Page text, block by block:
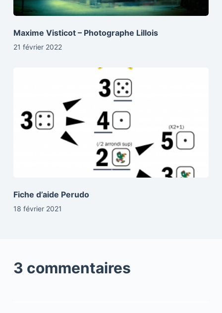
Maxime Visticot – Photographe Lillois
21 février 2022
Fiche d’aide Perudo
18 février 2021
3 commentaires